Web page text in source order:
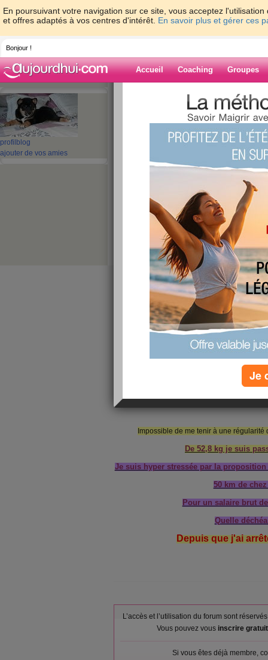
En poursuivant votre navigation sur ce site, vous acceptez
et offres adaptés à vos centres d'intérêt. En savoir plus et gérer ces
Bonjour !
Accueil Coaching Groupes
profil blog
ajouter de vos amies
> > Arret du
Blog de
Arret du tabac et
Impossible de me tenir à une
De 52,8 kg je suis
Je suis hyper stressée par la
50 km de
Pour un salaire brut
Quelle
Depuis que j'ai
L’accès et l’utilisation du forum sont
Vous pouvez vous inscrire
Si vous êtes déjà membre,
Je